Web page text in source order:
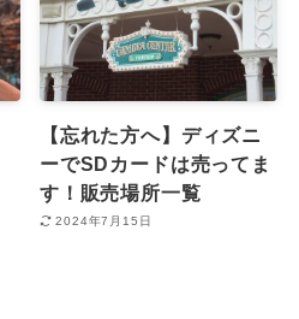
【忘れた方へ】ディズニ
ーでSDカードは売ってま
す！販売場所一覧
2024年7月15日